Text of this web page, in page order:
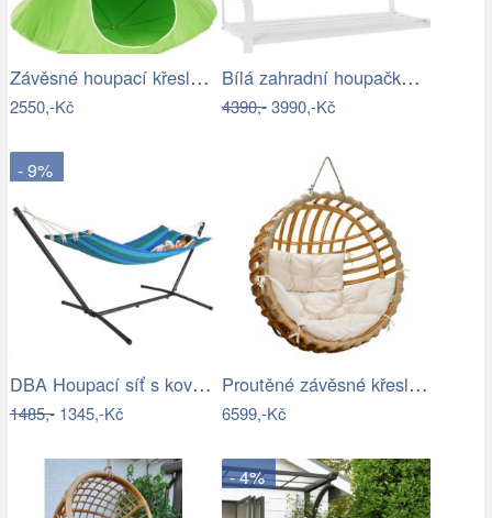
Závěsné houpací křeslo Kids zelená
2550,-Kč
Bílá zahradní houpačka Ameli
4390,-3990,-Kč
- 9%
DBA Houpací síť s kovovým rámem 200 x…
1485,-1345,-Kč
Proutěné závěsné křeslo Elis, přírodní…
6599,-Kč
- 4%